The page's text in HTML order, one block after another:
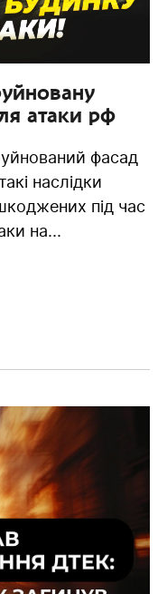
атаки рф
фасад
наслідки
під час
на...